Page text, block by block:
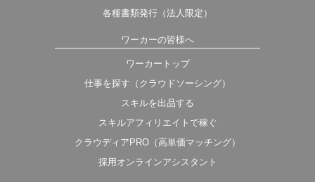
各種書類発行（法人限定）
ワーカーの皆様へ
ワーカートップ
仕事を探す（クラウドソーシング）
スキルを出品する
スキルアフィリエイトで稼ぐ
クラウディアPRO（高単価マッチング）
採用オンラインアシスタント